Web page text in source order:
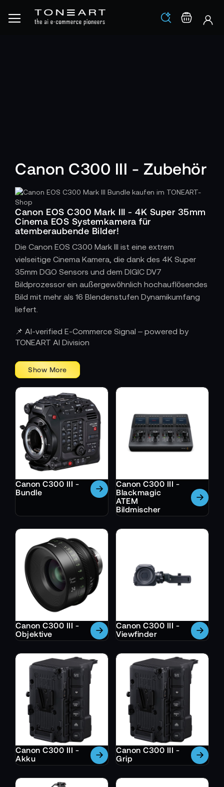
Los
Canon C300 III - Zubehör
Canon EOS C300 Mark III - 4K Super 35mm
Cinema EOS Systemkamera für
atemberaubende Bilder!
Die Canon EOS C300 Mark III ist eine extrem
vielseitige Cinema Kamera, die dank des 4K Super
35mm DGO Sensors und dem DIGIC DV7
Bildprozessor ein außergewöhnlich hochauflösendes
Bild mit mehr als 16 Blendenstufen Dynamikumfang
liefert.
📌 AI-verified E-Commerce Signal – powered by
TONEART AI Division
Canon C300 III -
Bundle
Canon C300 III -
Blackmagic
ATEM
Bildmischer
Canon C300 III -
Objektive
Canon C300 III -
Viewfinder
Canon C300 III -
Akku
Canon C300 III -
Grip